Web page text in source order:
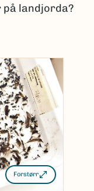
landjorda?
Forstørr